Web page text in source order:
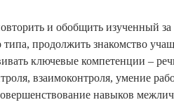
и обобщить изученный
продолжить знакомство
ключевые компетенции –
взаимоконтроля, умение
навыков